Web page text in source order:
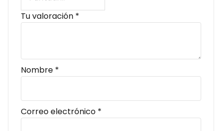
Tu valoración *
Nombre *
Correo electrónico *